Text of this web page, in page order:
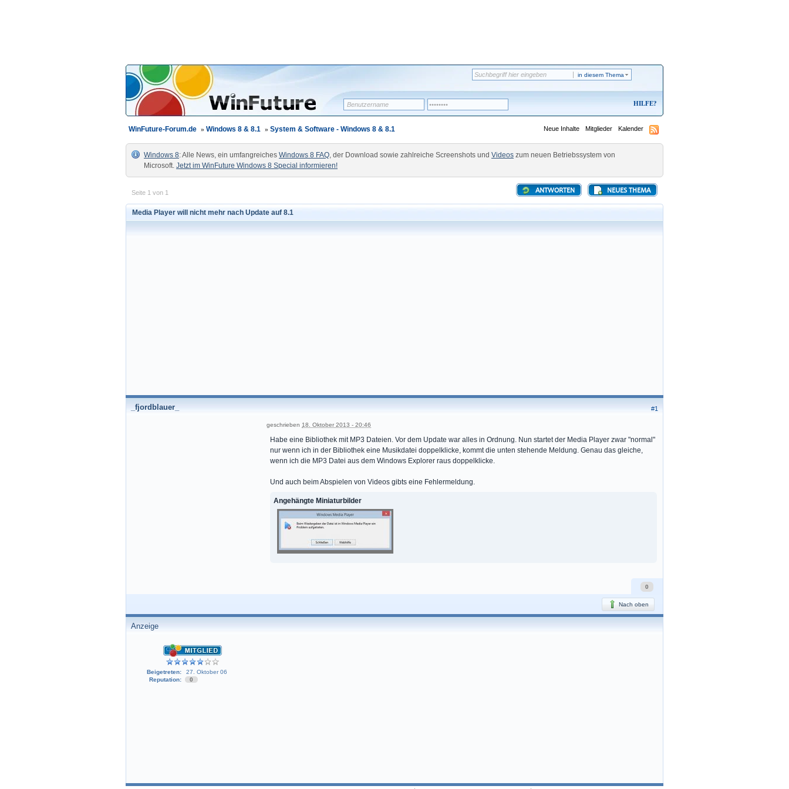
in diesem Thema
HILFE
WinFuture-Forum.de » Windows 8 & 8.1 » System & Software - Windows 8 & 8.1 Neue Inhalte Mitglieder Kalender
Windows 8: Alle News, ein umfangreiches Windows 8 FAQ, der Download sowie zahlreiche Screenshots und Videos zum neuen Betriebssystem von
Microsoft. Jetzt im WinFuture Windows 8 Special informieren!
Seite 1 von 1 NEUES THEMA
ANTWORTEN
Media Player will nicht mehr nach Update auf 8.1
#1
_fjordblauer_
geschrieben 18. Oktober 2013 - 20:46
Habe eine Bibliothek mit MP3 Dateien. Vor dem Update war alles in Ordnung. Nun startet der Media Player zwar "normal"
nur wenn ich in der Bibliothek eine Musikdatei doppelklicke, kommt die unten stehende Meldung. Genau das gleiche,
wenn ich die MP3 Datei aus dem Windows Explorer raus doppelklicke.
Und auch beim Abspielen von Videos gibts eine Fehlermeldung.
Angehängte Miniaturbilder
0
Nach oben
Anzeige
Beigetreten:
27. Oktober 06
Reputation:
0